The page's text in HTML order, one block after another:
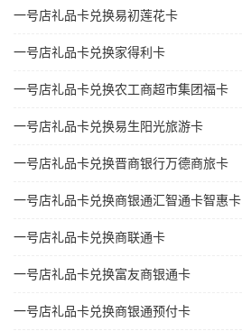
一号店礼品卡兑换易初莲花卡
一号店礼品卡兑换家得利卡
一号店礼品卡兑换农工商超市集团福卡
一号店礼品卡兑换易生阳光旅游卡
一号店礼品卡兑换晋商银行万德商旅卡
一号店礼品卡兑换商银通汇智通卡智惠卡
一号店礼品卡兑换商联通卡
一号店礼品卡兑换富友商银通卡
一号店礼品卡兑换商银通预付卡